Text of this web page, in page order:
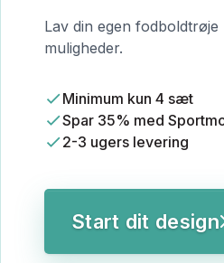
Lav din egen
muligheder.
Minimum kun 4 sæt
Spar 35% med
2-3 ugers levering
Start dit design